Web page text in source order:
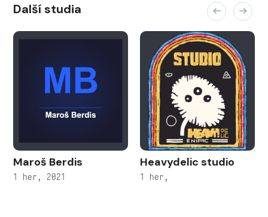
Další studia
Maroš Berdis
1 her, 2021
Heavydelic studio
1 her,